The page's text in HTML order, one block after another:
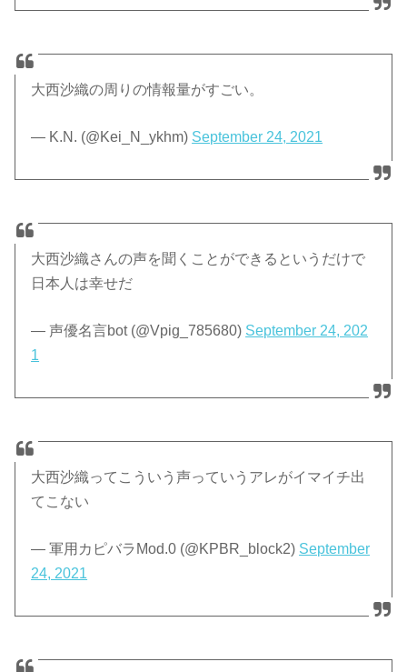
大西沙織の周りの情報量がすごい。
— K.N. (@Kei_N_ykhm) September 24, 2021
大西沙織さんの声を聞くことができるというだけで
日本人は幸せだ
— 声優名言bot (@Vpig_785680) September 24, 202
1
大西沙織ってこういう声っていうアレがイマイチ出
てこない
— 軍用カピバラMod.0 (@KPBR_block2) September
24, 2021